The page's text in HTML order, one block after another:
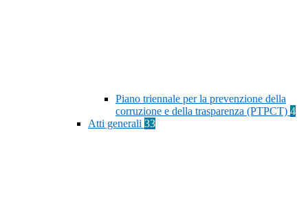
Piano triennale per la prevenzione della
corruzione e della trasparenza (PTPCT) 4
Atti generali 33